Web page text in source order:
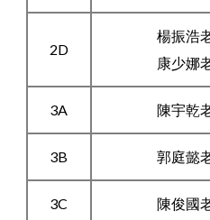
2D
楊振浩
康少娜
3A 陳宇乾
3B 郭庭懿
3C 陳俊國